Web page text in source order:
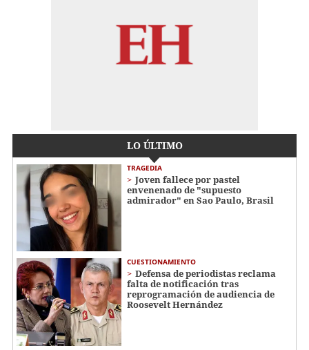
LO ÚLTIMO
TRAGEDIA
Joven fallece por pastel
envenenado de "supuesto
admirador" en Sao Paulo, Brasil
CUESTIONAMIENTO
Defensa de periodistas reclama
falta de notificación tras
reprogramación de audiencia de
Roosevelt Hernández